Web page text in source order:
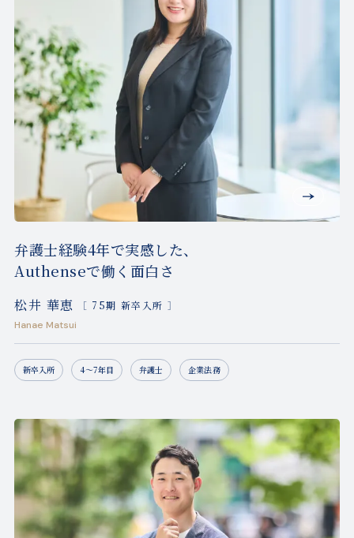
弁護士経験4年で実感した、
Authenseで働く面白さ
松井 華恵 ［ 75期 新卒入所 ］
Hanae Matsui
新卒入所 4〜7年目 弁護士 企業法務